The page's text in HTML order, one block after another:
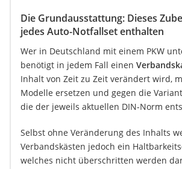
Die Grundausstattung: Dieses
jedes Auto-Notfallset enthalten
Wer in Deutschland mit einem PKW
benötigt in jedem Fall einen
Inhalt von Zeit zu Zeit verändert wird,
Modelle ersetzen und gegen die
die der jeweils aktuellen DIN-Norm
Selbst ohne Veränderung des Inhalts
Verbandskästen jedoch ein
welches nicht überschritten werden